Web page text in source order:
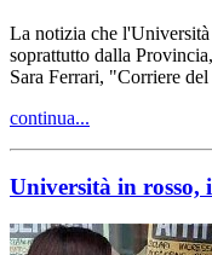
La notizia che
soprattutto dalla
Sara Ferrari, "Corriere
continua...
Università in rosso,